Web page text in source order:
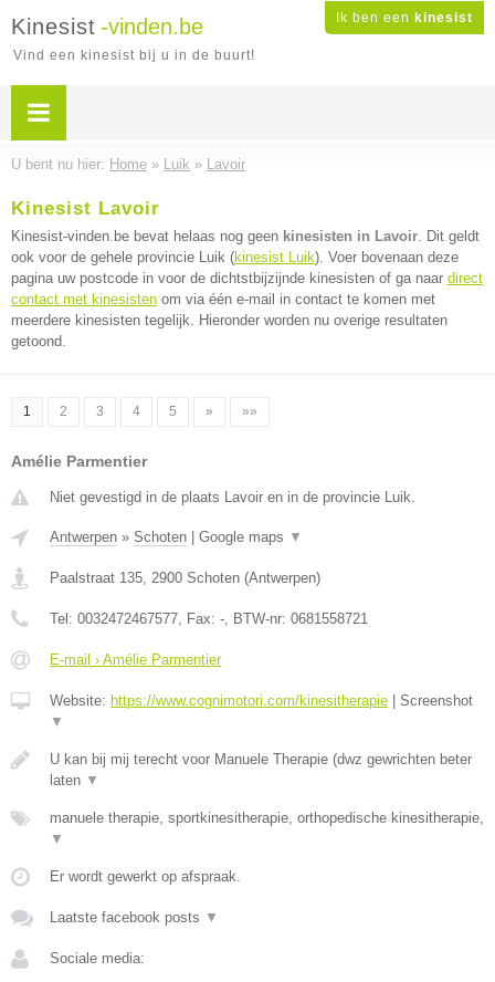
Ik ben een kinesist
Kinesist -vinden.be
Vind een kinesist bij u in de buurt!
U bent nu hier: Home » Luik » Lavoir
Kinesist Lavoir
Kinesist-vinden.be bevat helaas nog geen kinesisten in Lavoir. Dit geldt
ook voor de gehele provincie Luik (kinesist Luik). Voer bovenaan deze
pagina uw postcode in voor de dichtstbijzijnde kinesisten of ga naar direct
contact met kinesisten om via één e-mail in contact te komen met
meerdere kinesisten tegelijk. Hieronder worden nu overige resultaten
getoond.
1 2 3 4 5 » »»
Amélie Parmentier
Niet gevestigd in de plaats Lavoir en in de provincie Luik.
Antwerpen » Schoten Google maps ▼
Paalstraat 135, 2900 Schoten (Antwerpen)
Tel: 0032472467577, Fax: -, BTW-nr: 0681558721
E-mail › Amélie Parmentier
Website: https://www.cognimotori.com/kinesitherapie
Screenshot
▼
U kan bij mij terecht voor Manuele Therapie (dwz gewrichten beter
laten ▼
manuele therapie, sportkinesitherapie, orthopedische kinesitherapie,
▼
Er wordt gewerkt op afspraak.
Laatste facebook posts ▼
Sociale media: